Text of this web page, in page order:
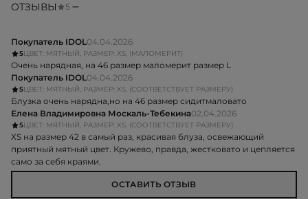
ОТЗЫВЫ 5
Покупатель IDOL04.04.2026
5ЦВЕТ: МЯТНЫЙ, РАЗМЕР: XS, (МАЛОМЕРИТ)
Очень нарядная, на 46 размер маломерит размер L
Покупатель IDOL04.04.2026
5ЦВЕТ: МЯТНЫЙ, РАЗМЕР: XS, (СООТВЕТСТВУЕТ РАЗМЕРУ)
Блузка очень нарядна,но на 46 размер сидитмаловато
Елена Владимировна Москаль-Тебекина02.04.2026
5ЦВЕТ: МЯТНЫЙ, РАЗМЕР: XS, (СООТВЕТСТВУЕТ РАЗМЕРУ)
ХS на размер 42 в самый раз, красивая блуза, освежающий
приятный мятный цвет. Кружево, правда, жестковато и цепляется
само за себя краями.
ОСТАВИТЬ ОТЗЫВ